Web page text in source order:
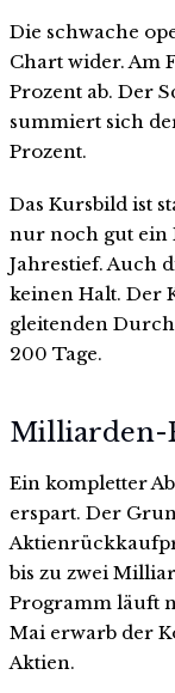
Die schwache
Chart wider. Am
Prozent ab. Der
summiert sich
Prozent.
Das Kursbild ist
nur noch gut ein
Jahrestief. Auch
keinen Halt. Der
gleitenden
200 Tage.
Milliarden-
Ein kompletter
erspart. Der
bis zu zwei
Programm läuft
Mai erwarb der
Aktien.